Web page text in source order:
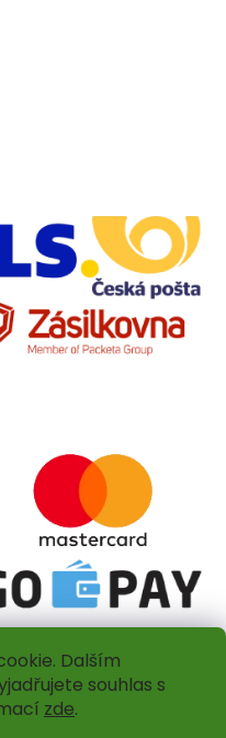
Dalším
souhlas s
zde.